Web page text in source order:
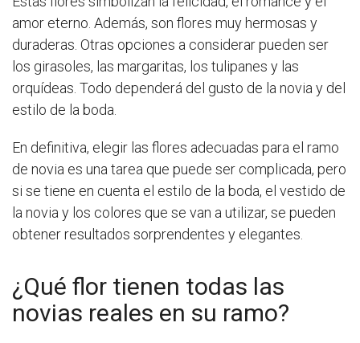
amor eterno. Además, son flores muy hermosas y
duraderas. Otras opciones a considerar pueden ser
los girasoles, las margaritas, los tulipanes y las
orquídeas. Todo dependerá del gusto de la novia y del
estilo de la boda.
En definitiva, elegir las flores adecuadas para el ramo
de novia es una tarea que puede ser complicada, pero
si se tiene en cuenta el estilo de la boda, el vestido de
la novia y los colores que se van a utilizar, se pueden
obtener resultados sorprendentes y elegantes.
¿Qué flor tienen todas las
novias reales en su ramo?